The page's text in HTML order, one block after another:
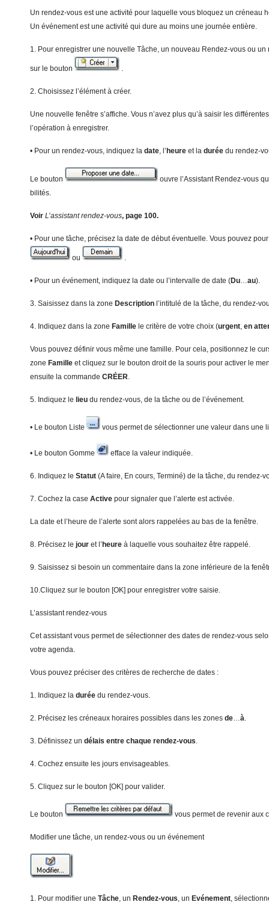
Un rendez-vous est une activité pour laquelle vous bloquez un créneau
Un événement est une activité qui dure au moins une journée entière.
1. Pour enregistrer une nouvelle Tâche, un nouveau Rendez-vous ou
sur le bouton .
2. Choisissez l’élément à créer.
Une nouvelle fenêtre s’affiche. Vous n’avez plus qu’à saisir les
l’opération à enregistrer.
• Pour un rendez-vous, indiquez la date, l’ heure et la durée du rendez-
Le bouton
ouvre l’Assistant Rendez-vous
bilités.
Voir L’assistant rendez-vous, page 100.
• Pour une tâche, précisez la date de début éventuelle. Vous pouvez
ou .
• Pour un événement, indiquez la date ou l’intervalle de date (Du…au).
3. Saisissez dans la zone Description l’intitulé de la tâche, du rendez-
4. Indiquez dans la zone Famille le critère de votre choix (urgent, en
Vous pouvez définir vous même une famille. Pour cela, positionnez le
zone Famille et cliquez sur le bouton droit de la souris pour activer le
ensuite la commande CRÉER.
5. Indiquez le ieu du rendez-vous, de la tâche ou de l’événement.
• Le bouton Liste vous permet de sélectionner une valeur dans une
• Le bouton Gomme efface la valeur indiquée.
6. Indiquez le Statut (A faire, En cours, Terminé) de la tâche, du rendez-
7. Cochez la case Active pour signaler que l’alerte est activée.
La date et l’heure de l’alerte sont alors rappelées au bas de la fenêtre.
8. Précisez le jour et l’ heure à laquelle vous souhaitez être rappelé.
9. Saisissez si besoin un commentaire dans la zone inférieure de la
10.Cliquez sur le bouton [OK] pour enregistrer votre saisie.
L’assistant rendez-vous
Cet assistant vous permet de sélectionner des dates de rendez-vous
votre agenda.
Vous pouvez préciser des critères de recherche de dates :
1. Indiquez la durée du rendez-vous.
2. Précisez les créneaux horaires possibles dans les zones de…à.
3. Définissez un dé lais entre chaque rendez-vous.
4. Cochez ensuite les jours envisageables.
5. Cliquez sur le bouton [OK] pour valider.
Le bouton vous permet de revenir aux
Modifier une tâche, un rendez-vous ou un événement
1. Pour modifier une Tâche, un Rendez-vous, un Evénement,